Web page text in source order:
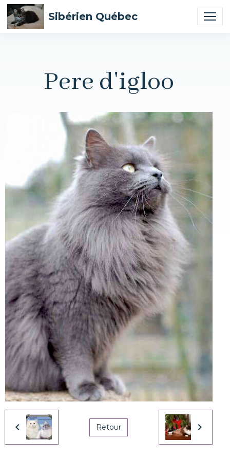
Sibérien Québec
Pere d'igloo
Retour